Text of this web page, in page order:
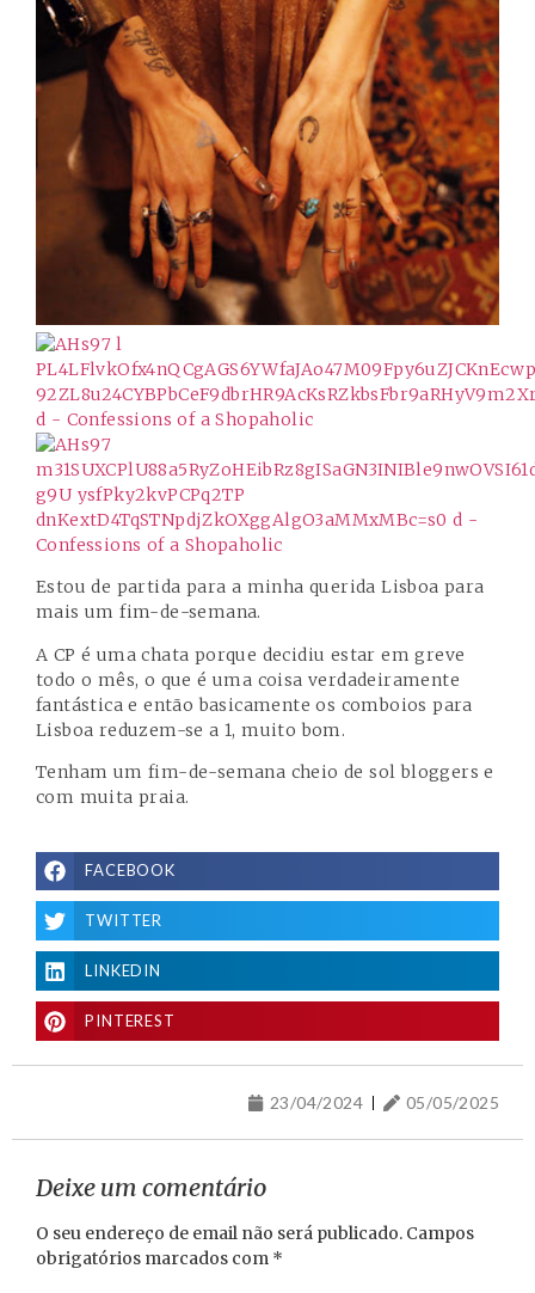
Estou de partida para a minha querida Lisboa para
mais um fim-de-semana.
A CP é uma chata porque decidiu estar em greve
todo o mês, o que é uma coisa verdadeiramente
fantástica e então basicamente os comboios para
Lisboa reduzem-se a 1, muito bom.
Tenham um fim-de-semana cheio de sol bloggers e
com muita praia.
FACEBOOK
TWITTER
LINKEDIN
PINTEREST
23/04/2024 05/05/2025
Deixe um comentário
O seu endereço de email não será publicado. Campos
obrigatórios marcados com *